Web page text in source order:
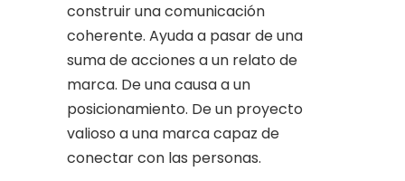
construir una comunicación
coherente. Ayuda a pasar de una
suma de acciones a un relato de
marca. De una causa a un
posicionamiento. De un proyecto
valioso a una marca capaz de
conectar con las personas.